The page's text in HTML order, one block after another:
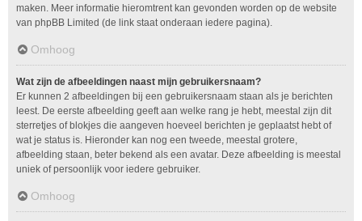
maken. Meer informatie hieromtrent kan gevonden worden op de website
van phpBB Limited (de link staat onderaan iedere pagina).
Omhoog
Wat zijn de afbeeldingen naast mijn gebruikersnaam?
Er kunnen 2 afbeeldingen bij een gebruikersnaam staan als je berichten
leest. De eerste afbeelding geeft aan welke rang je hebt, meestal zijn dit
sterretjes of blokjes die aangeven hoeveel berichten je geplaatst hebt of
wat je status is. Hieronder kan nog een tweede, meestal grotere,
afbeelding staan, beter bekend als een avatar. Deze afbeelding is meestal
uniek of persoonlijk voor iedere gebruiker.
Omhoog